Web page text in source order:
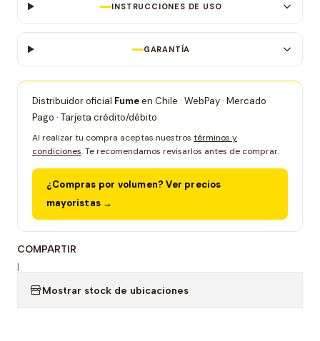
INSTRUCCIONES DE USO
GARANTÍA
Distribuidor oficial Fumeen Chile · WebPay · Mercado
Pago · Tarjeta crédito/débito
Al realizar tu compra aceptas nuestros términos y
condiciones. Te recomendamos revisarlos antes de comprar.
¿Compras por volumen? Ver precios
mayoristas →
COMPARTIR
|
Mostrar stock de ubicaciones